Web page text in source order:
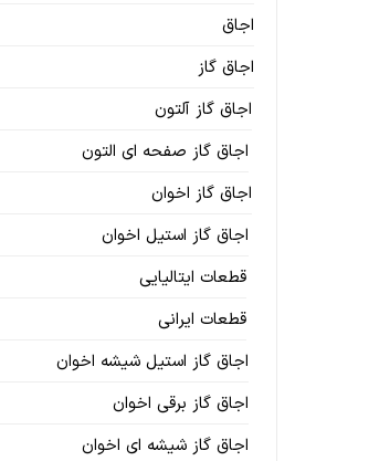
اجاق
اجاق گاز
اجاق گاز آلتون
اجاق گاز صفحه ای التون
اجاق گاز اخوان
اجاق گاز استیل اخوان
قطعات ایتالیایی
قطعات ایرانی
اجاق گاز استیل شیشه اخوان
اجاق گاز برقی اخوان
اجاق گاز شیشه ای اخوان